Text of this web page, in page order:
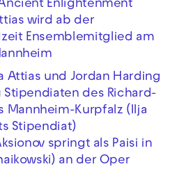
Enlightenment
wird ab der
Ensemblemitglied am
Attias und Jordan Harding
des Richard-
Mannheim-Kurpfalz (Ilja
Stipendiat)
springt als Paisi in
an der Oper